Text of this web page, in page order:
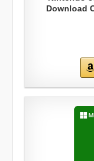
Download